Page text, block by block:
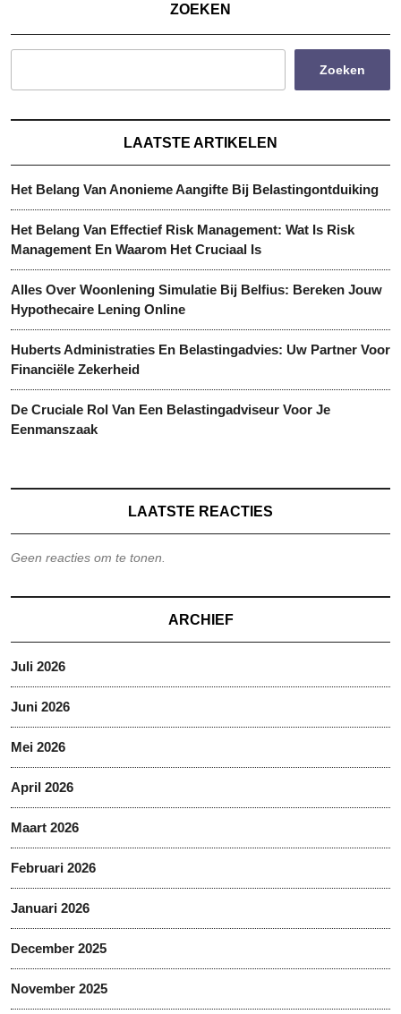
ZOEKEN
Zoeken
LAATSTE ARTIKELEN
Het Belang Van Anonieme Aangifte Bij Belastingontduiking
Het Belang Van Effectief Risk Management: Wat Is Risk
Management En Waarom Het Cruciaal Is
Alles Over Woonlening Simulatie Bij Belfius: Bereken Jouw
Hypothecaire Lening Online
Huberts Administraties En Belastingadvies: Uw Partner Voor
Financiële Zekerheid
De Cruciale Rol Van Een Belastingadviseur Voor Je
Eenmanszaak
LAATSTE REACTIES
Geen reacties om te tonen.
ARCHIEF
Juli 2026
Juni 2026
Mei 2026
April 2026
Maart 2026
Februari 2026
Januari 2026
December 2025
November 2025